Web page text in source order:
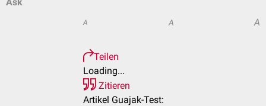
A A A
Teilen
Loading...
Zitieren
Artikel Guajak-Test: